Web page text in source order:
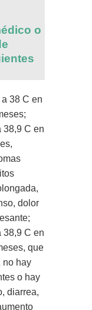
o
38 C en
38,9 C en
dolor
38,9 C en
que
no hay
o hay
diarrea,